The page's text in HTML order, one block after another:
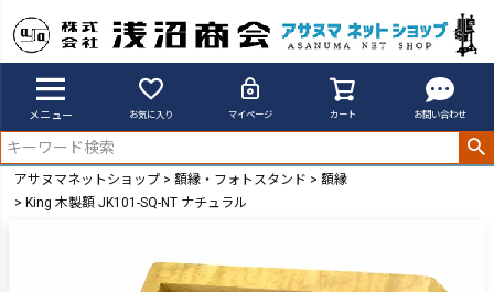
メニュー お気に入り マイページ カート お問い合わせ
アサヌマネットショップ 額縁・フォトスタンド
額縁
King 木製額 JK101-SQ-NT ナチュラル